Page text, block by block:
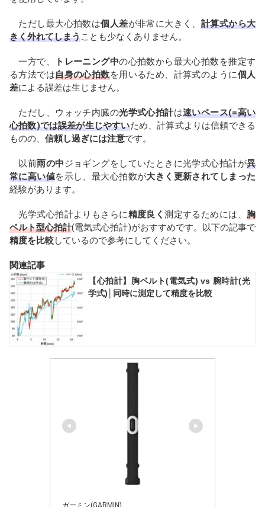
ただし最大心拍数は個人差が非常に大きく、 計算式から大
きく外れてしまうことも少なくありません。
一方で、 トレーニング中の心拍数から最大心拍数を推定す
る方法では自身の心拍数を用いるため、計算式のように個人
差による誤差は生じません。
ただし、ウォッチ内臓の光学式心拍計は速いペース(=高い
心拍数)では誤差が生じやすいため、計算式よりは信頼できる
ものの、 信頼し過ぎには注意です。
以前雨の中ジョギングをしていたときに光学式心拍計が異
常に高い値を示し、最大心拍数が大きく更新されてしまった
経験があります。
光学式心拍計よりもさらに精度良く測定するためには、胸
ベルト型心拍計(電気式心拍計)がおすすめです。以下の記事で
精度を比較しているので参考にしてください。
関連記事
【心拍計】胸ベルト(電気式) vs 腕時計(光
学式)│同時に測定して精度を比較
ガーミン(GARMIN)